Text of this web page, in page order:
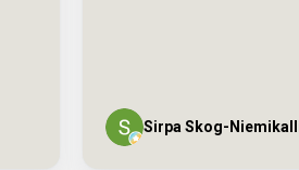
Mehdi Hosseini